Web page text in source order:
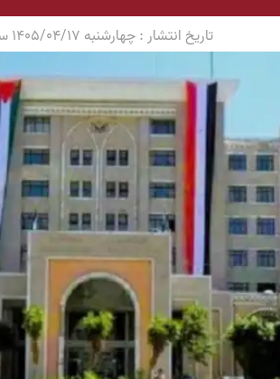
تاریخ انتشار :چهارشنبه 1405/04/17 ساعت 21:24